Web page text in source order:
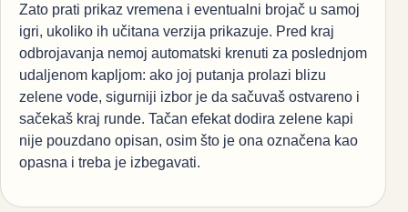
Zato prati prikaz vremena i eventualni brojač u samoj
igri, ukoliko ih učitana verzija prikazuje. Pred kraj
odbrojavanja nemoj automatski krenuti za poslednjom
udaljenom kapljom: ako joj putanja prolazi blizu
zelene vode, sigurniji izbor je da sačuvaš ostvareno i
sačekaš kraj runde. Tačan efekat dodira zelene kapi
nije pouzdano opisan, osim što je ona označena kao
opasna i treba je izbegavati.